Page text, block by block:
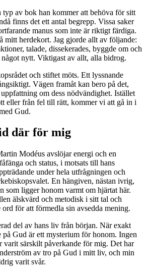
typ av bok han kommer att behöva för sitt
finns det ett antal begrepp. Vissa saker
manus som inte är riktigt färdiga.
mitt herdekort. Jag gjorde allt av följande:
talade, dissekerades, byggde om och
nytt. Viktigast av allt, alla bidrog.
och stiftet möts. Ett lyssnande
Vägen framåt kan bero på det,
om dess nödvändighet. Istället
eller från fel till rätt, kommer vi att gå in i
Gud.
där för mig
Modéus avslöjar energi och en
och status, i motsats till hans
under hela utfrågningen och
En hängiven, nästan ivrig,
som ligger honom varmt om hjärtat här.
älskvärd och metodisk i sitt tal och
för att förmedla sin avsedda mening.
del av hans liv från början. När exakt
på Gud är ett mysterium för honom. Ingen
varit särskilt påverkande för mig. Det har
av tro på Gud i mitt liv, och min
varit svår.